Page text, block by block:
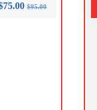
$95.00
75.00